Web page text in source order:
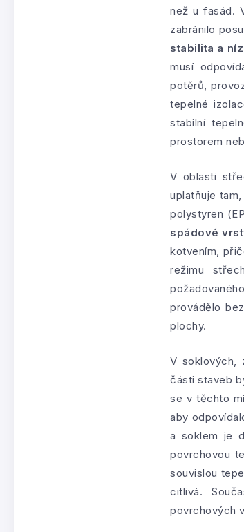
než u fasád.
zabránilo
stabilita a
musí
potěrů,
tepelné
stabilní
prostorem
V oblasti
uplatňuje
polystyren
spádové
kotvením,
režimu
provádělo
plochy.
V soklových,
části staveb
se v těchto
aby
a soklem je
povrchovou
souvislou
citlivá.
povrchových